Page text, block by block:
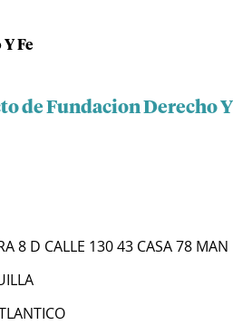
Fe
de Fundacion Derecho Y
8 D CALLE 130 43 CASA 78 MAN